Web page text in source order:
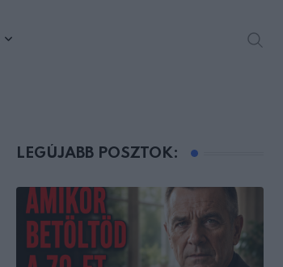
LEGÚJABB POSZTOK: